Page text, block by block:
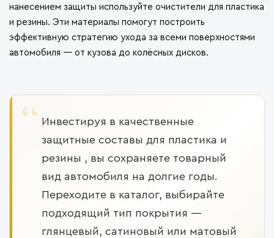
нанесением защиты используйте очистители для пластика
и резины. Эти материалы помогут построить
эффективную стратегию ухода за всеми поверхностями
автомобиля — от кузова до колёсных дисков.
Инвестируя в качественные
защитные составы для пластика и
резины , вы сохраняете товарный
вид автомобиля на долгие годы.
Переходите в каталог, выбирайте
подходящий тип покрытия —
глянцевый, сатиновый или матовый